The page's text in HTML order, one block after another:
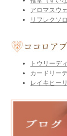
アロマスウ
リフレクソ
トウリーデ
カードリー
レイキヒー